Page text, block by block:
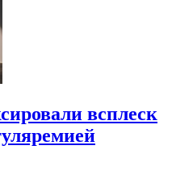
всплеск